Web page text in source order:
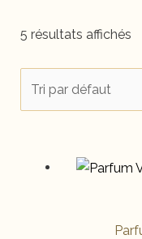
5 résultats affichés